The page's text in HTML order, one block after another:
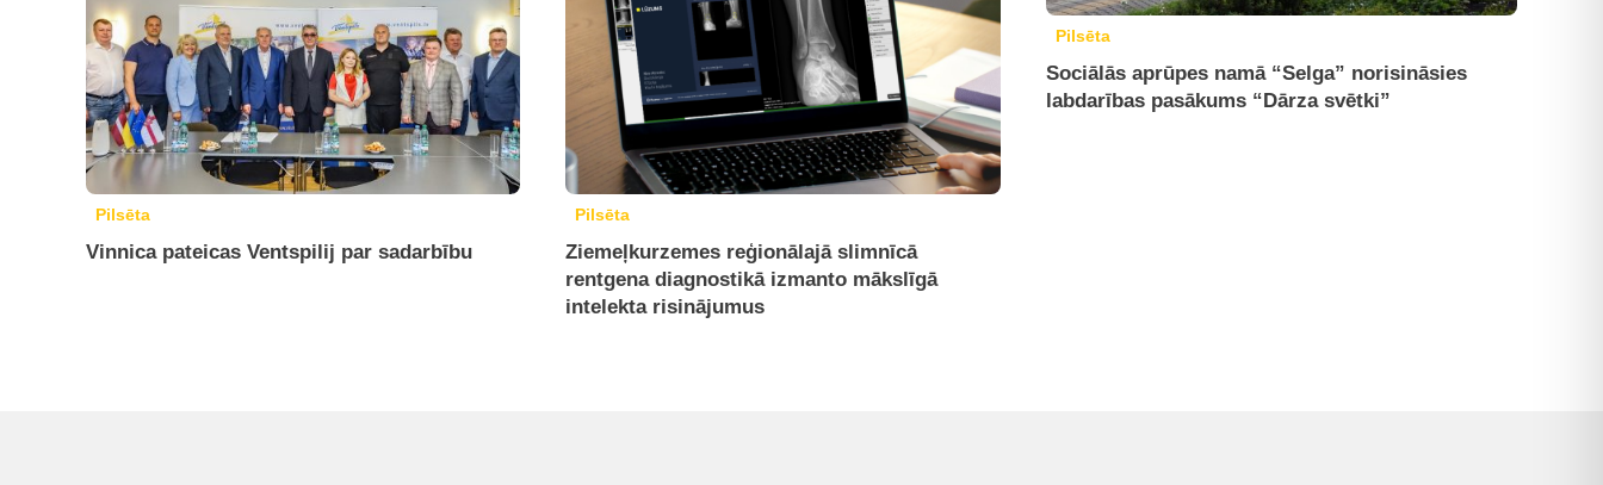
Pilsēta
Vinnica pateicas Ventspilij par sadarbību
Pilsēta
Ziemeļkurzemes reģionālajā slimnīcā
rentgena diagnostikā izmanto mākslīgā
intelekta risinājumus
Pilsēta
Sociālās aprūpes namā “Selga” norisināsies
labdarības pasākums “Dārza svētki”